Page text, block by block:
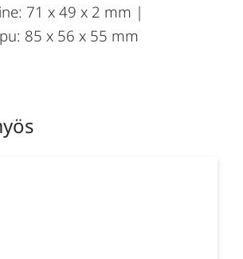
71 x 49 x 2 mm |
85 x 56 x 55 mm